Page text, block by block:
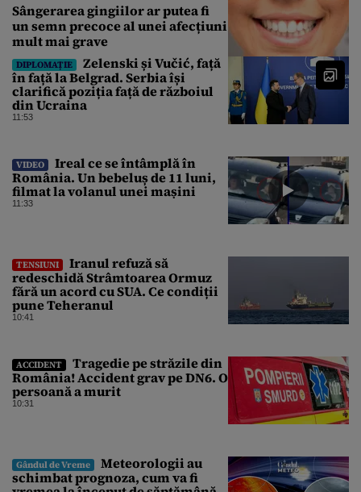
Sângerarea gingiilor ar putea fi
un semn precoce al unei afecțiuni
mult mai grave
DIPLOMAȚIE
Zelenski și Vučić, față
în față la Belgrad. Serbia își
clarifică poziția față de războiul
din Ucraina
11:53
VIDEO
Ireal ce se întâmplă în
România. Un bebeluș de 11 luni,
filmat la volanul unei mașini
11:33
TENSIUNI
Iranul refuză să
redeschidă Strâmtoarea Ormuz
fără un acord cu SUA. Ce condiții
pune Teheranul
10:41
ACCIDENT
Tragedie pe străzile din
România! Accident grav pe DN6. O
persoană a murit
10:31
Gândul de Vreme
Meteorologii au
schimbat prognoza, cum va fi